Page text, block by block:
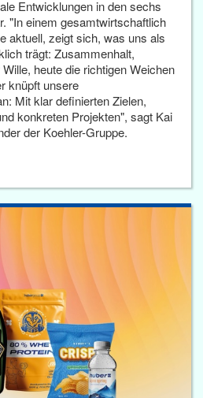
Entwicklungen in den sechs
"In einem gesamtwirtschaftlich
aktuell, zeigt sich, was uns als
trägt: Zusammenhalt,
heute die richtigen Weichen
knüpft unsere
Mit klar definierten Zielen,
konkreten Projekten", sagt Kai
der Koehler-Gruppe.